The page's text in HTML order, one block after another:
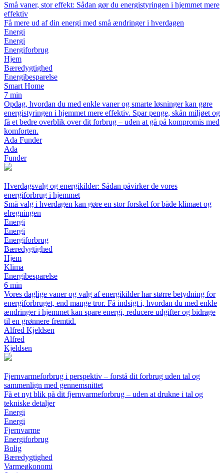
Små vaner, stor effekt: Sådan gør du energistyringen i hjemmet mere
effektiv
Få mere ud af din energi med små ændringer i hverdagen
Energi
Energi
Energiforbrug
Hjem
Bæredygtighed
Energibesparelse
Smart Home
7 min
Opdag, hvordan du med enkle vaner og smarte løsninger kan gøre
energistyringen i hjemmet mere effektiv. Spar penge, skån miljøet og
få et bedre overblik over dit forbrug – uden at gå på kompromis med
komforten.
Ada Funder
Ada
Funder
Hverdagsvalg og energikilder: Sådan påvirker de vores
energiforbrug i hjemmet
Små valg i hverdagen kan gøre en stor forskel for både klimaet og
elregningen
Energi
Energi
Energiforbrug
Bæredygtighed
Hjem
Klima
Energibesparelse
6 min
Vores daglige vaner og valg af energikilder har større betydning for
energiforbruget, end mange tror. Få indsigt i, hvordan du med enkle
ændringer i hjemmet kan spare energi, reducere udgifter og bidrage
til en grønnere fremtid.
Alfred Kjeldsen
Alfred
Kjeldsen
Fjernvarmeforbrug i perspektiv – forstå dit forbrug uden tal og
sammenlign med gennemsnittet
Få et nyt blik på dit fjernvarmeforbrug – uden at drukne i tal og
tekniske detaljer
Energi
Energi
Fjernvarme
Energiforbrug
Bolig
Bæredygtighed
Varmeøkonomi